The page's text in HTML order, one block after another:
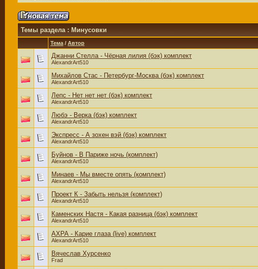
Темы раздела: Минусовки
Тема / Автор
Джанни Стелла - Чёрная лилия (бэк) комплект
AlexandrArt510
Михайлов Стас - Петербург-Москва (бэк) комплект
AlexandrArt510
Лепс - Нет нет нет (бэк) комплект
AlexandrArt510
Любэ - Верка (бэк) комплект
AlexandrArt510
Экспресс - А зохен вэй (бэк) комплект
AlexandrArt510
Буйнов - В Париже ночь (комплект)
AlexandrArt510
Минаев - Мы вместе опять (комплект)
AlexandrArt510
Проект К - Забыть нельзя (комплект)
AlexandrArt510
Каменских Настя - Какая разница (бэк) комплект
AlexandrArt510
АХРА - Карие глаза (live) комплект
AlexandrArt510
Вячеслав Хурсенко
Frad